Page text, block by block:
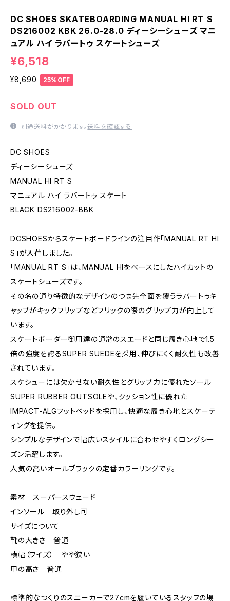
DC SHOES SKATEBOARDING MANUAL HI RT S
DS216002 KBK 26.0-28.0 ディーシーシューズ マニ
ュアル ハイ ラバートゥ スケートシューズ
¥6,518
¥8,690 25%OFF
SOLD OUT
別途送料がかかります。送料を確認する
DC SHOES
ディーシーシューズ
MANUAL HI RT S
マニュアル ハイ ラバートゥ スケート
BLACK DS216002-BBK
DCSHOESからスケートボードラインの注目作「MANUAL RT HI
S」が入荷しました。
「MANUAL RT S」は、MANUAL HIをベースにしたハイカットの
スケートシューズです。
その名の通り特徴的なデザインのつま先全面を覆うラバートゥキ
ャップがキックフリップなどフリックの際のグリップ力が向上して
います。
スケートボーダー御用達の通常のスエードと同じ履き心地で1.5
倍の強度を誇るSUPER SUEDEを採用、伸びにくく耐久性も改善
されています。
スケシューには欠かせない耐久性とグリップ力に優れたソール
SUPER RUBBER OUTSOLEや、クッション性に優れた
IMPACT-ALGフットベッドを採用し、快適な履き心地とスケーテ
ィングを提供。
シンプルなデザインで幅広いスタイルに合わせやすくロングシー
ズン活躍します。
人気の高いオールブラックの定番カラーリングです。
素材 スーパースウェード
インソール 取り外し可
サイズについて
靴の大きさ 普通
横幅（ワイズ） やや狭い
甲の高さ 普通
標準的なつくりのスニーカーで27cmを履いているスタッフの場